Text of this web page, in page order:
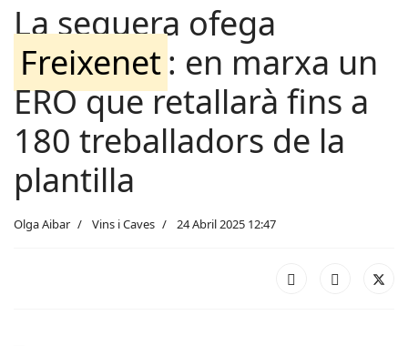
La sequera ofega
Freixenet: en marxa un
ERO que retallarà fins a
180 treballadors de la
plantilla
Olga Aibar Vins i Caves 24 Abril 2025 12:47